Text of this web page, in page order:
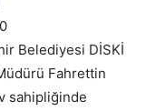
Belediyesi DİSKİ
Fahrettin
sahipliğinde